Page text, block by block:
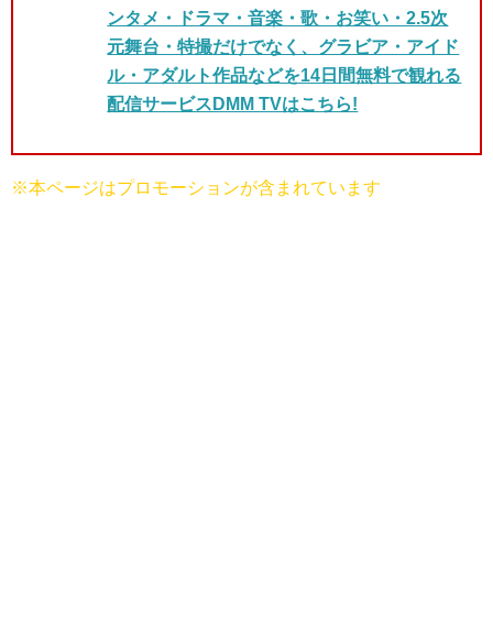
ンタメ・ドラマ・音楽・歌・お笑い・2.5次
元舞台・特撮だけでなく、グラビア・アイド
ル・アダルト作品などを14日間無料で観れる
配信サービスDMM TVはこちら!
※本ページはプロモーションが含まれています